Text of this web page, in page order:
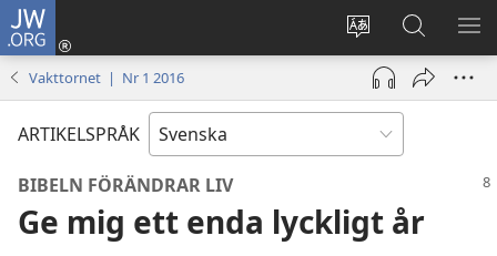
JW.ORG
Ändra
webbplatsens
språk
Logga
(öppnar
fönster)
Sök
på
jw.org
Vakttornet | Nr 1 2016
ARTIKELSPRÅK
BIBELN FÖRÄNDRAR LIV
Ge mig ett enda lyckligt år